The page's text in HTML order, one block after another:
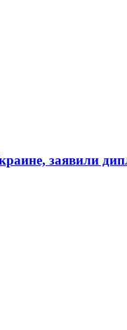
заявили